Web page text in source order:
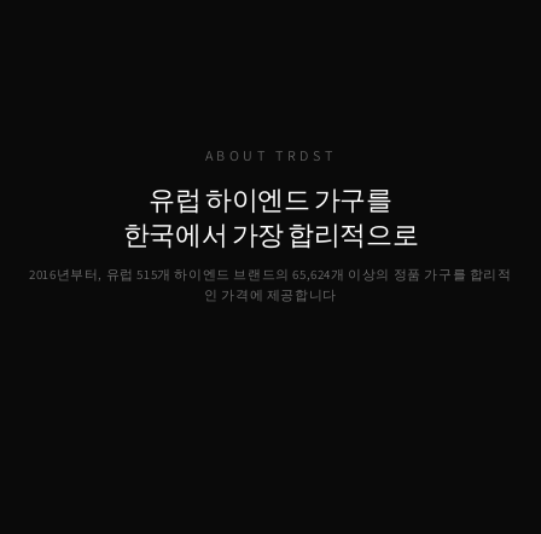
ABOUT TRDST
유럽 하이엔드 가구를
한국에서 가장 합리적으로
2016년부터, 유럽 515개 하이엔드 브랜드의65,624개 이상의 정품 가구를 합리적
인 가격에 제공합니다